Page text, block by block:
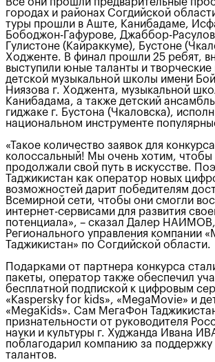
Все они прошли предварительные
городах и районах Согдийской
туры прошли в Аште, Канибадаме,
Бободжон-Гафурове, Джаббор-
Гулистоне (Кайраккуме), Бустоне
Ходженте. В финал прошли 25 ребят,
выступили юные таланты и творческие
детской музыкальной школы имени
Ниязова г. Ходжента, музыкальной
Канибадама, а также детский
гиджаке г. Бустона (Чкаловска),
национальном инструменте
«Такое количество заявок для
колоссальный! Мы очень хотим, чтобы
продолжали свой путь в искусстве.
Таджикистан как оператор новых
возможностей дарит победителям
Всемирной сети, чтобы они смогли
интернет-сервисами для развития
потенциала», – сказал Далер
Регионального управления компании
Таджикистан» по Согдийской области.
Подарками от партнера конкурса
пакеты, оператор также обеспечил
бесплатной подпиской к цифровым
«Kaspersky for kids», «MegaMovie» и
«MegaKids». Сам МегаФон
признательности от руководителя
науки и культуры г. Худжанда Ивана
поблагодарил компанию за
талантов.